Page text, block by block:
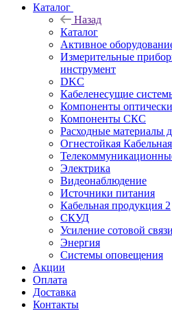
Каталог
Назад
Каталог
Активное
Измерительные
инструмент
DKC
Кабеленесущие
Компоненты
Компоненты СКС
Расходные материалы
Огнестойкая
Электрика
Видеонаблюдение
Источники питания
Кабельная продукция 2
СКУД
Усиление сотовой связи
Энергия
Системы оповещения
Акции
Оплата
Доставка
Контакты